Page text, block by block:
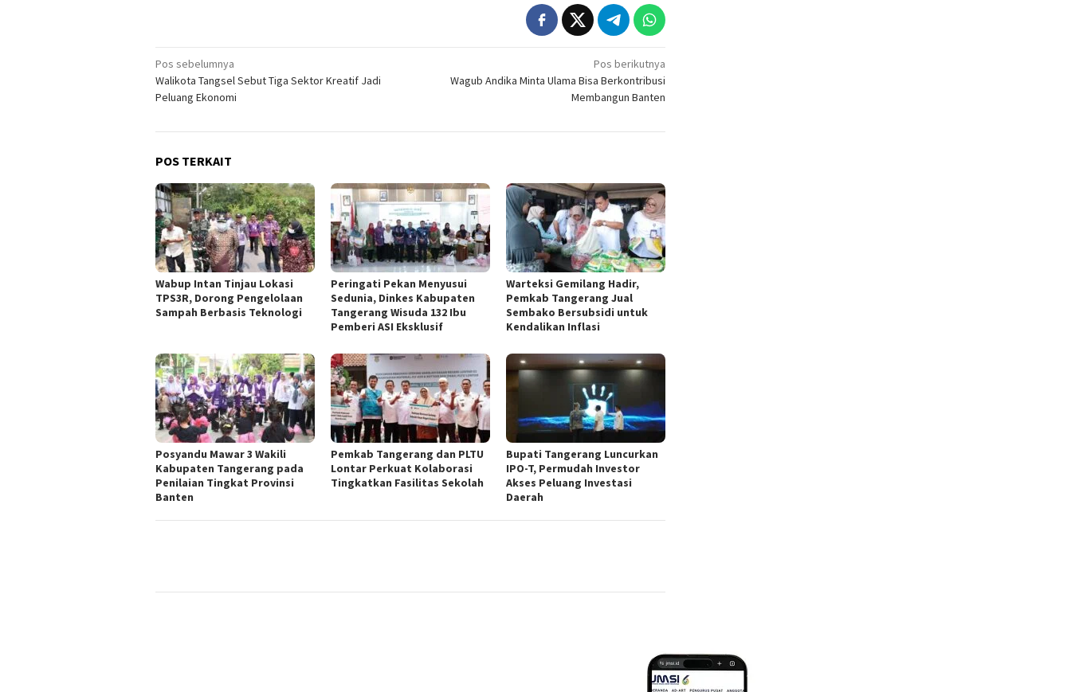
Navigasi
pos
Pos sebelumnya
Walikota Tangsel Sebut Tiga Sektor Kreatif Jadi
Peluang Ekonomi
Pos berikutnya
Wagub Andika Minta Ulama Bisa Berkontribusi
Membangun Banten
POS TERKAIT
Wabup Intan Tinjau Lokasi
TPS3R, Dorong Pengelolaan
Sampah Berbasis Teknologi
Peringati Pekan Menyusui
Sedunia, Dinkes Kabupaten
Tangerang Wisuda 132 Ibu
Pemberi ASI Eksklusif
Warteksi Gemilang Hadir,
Pemkab Tangerang Jual
Sembako Bersubsidi untuk
Kendalikan Inflasi
Posyandu Mawar 3 Wakili
Kabupaten Tangerang pada
Penilaian Tingkat Provinsi
Banten
Pemkab Tangerang dan PLTU
Lontar Perkuat Kolaborasi
Tingkatkan Fasilitas Sekolah
Bupati Tangerang Luncurkan
IPO-T, Permudah Investor
Akses Peluang Investasi
Daerah